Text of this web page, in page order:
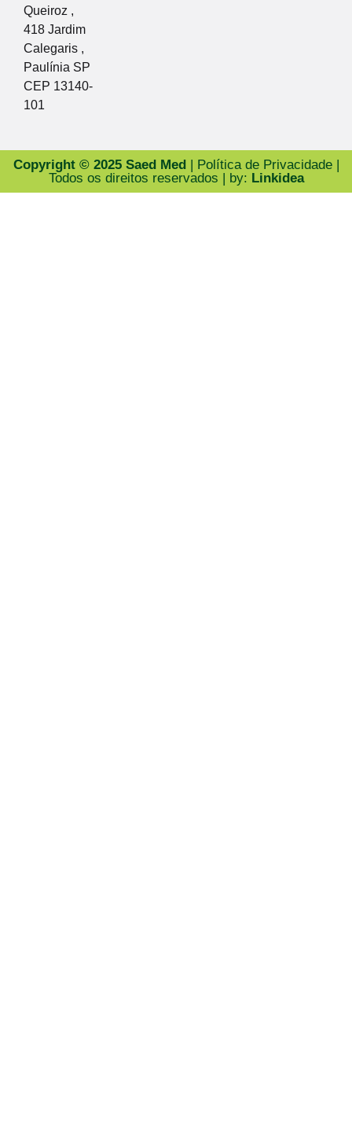
Queiroz ,
418 Jardim
Calegaris ,
Paulínia SP
CEP 13140-
101
Copyright © 2025 Saed Med| Política de Privacidade |
Todos os direitos reservados | by: Linkidea